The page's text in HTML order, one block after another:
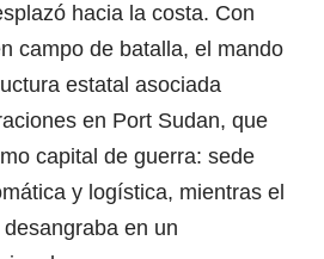
hacia la costa. Con
campo de batalla, el mando
estatal asociada
en Port Sudan, que
capital de guerra: sede
y logística, mientras el
en un